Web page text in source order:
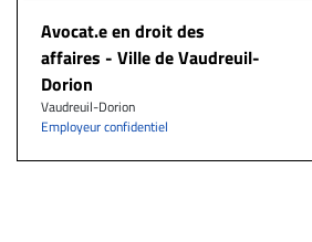
Avocat.e en droit des
affaires - Ville de Vaudreuil-
Dorion
Vaudreuil-Dorion
Employeur confidentiel